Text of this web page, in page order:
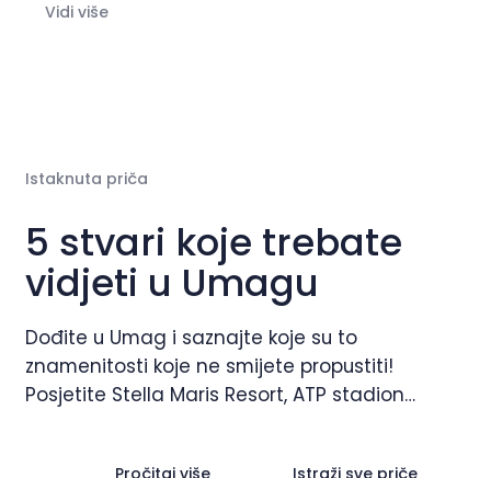
Vidi više
Istaknuta priča
5 stvari koje trebate
vidjeti u Umagu
Dođite u Umag i saznajte koje su to
znamenitosti koje ne smijete propustiti!
Posjetite Stella Maris Resort, ATP stadion
Pročitaj više Istraži sve priče